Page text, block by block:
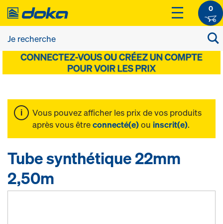
0
Vous pouvez afficher les prix de vos produits
après vous êtreconnecté(e)ou inscrit(e).
Tube synthétique 22mm
2,50m